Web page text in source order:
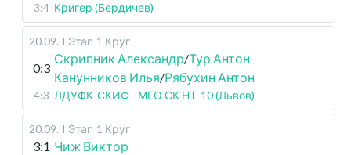
3:4 Кригер (Бердичев)
20.09. I Этап 1 Круг
0:3
Скрипник Александр/Тур Антон
Канунников Илья/Рябухин Антон
4:3 ЛДУФК-СКИФ - МГО СК НТ-10 (Львов)
20.09. I Этап 1 Круг
3:1 Чиж Виктор